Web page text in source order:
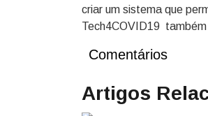
criar um sistema que
Tech4COVID19
Comentários
Artigos